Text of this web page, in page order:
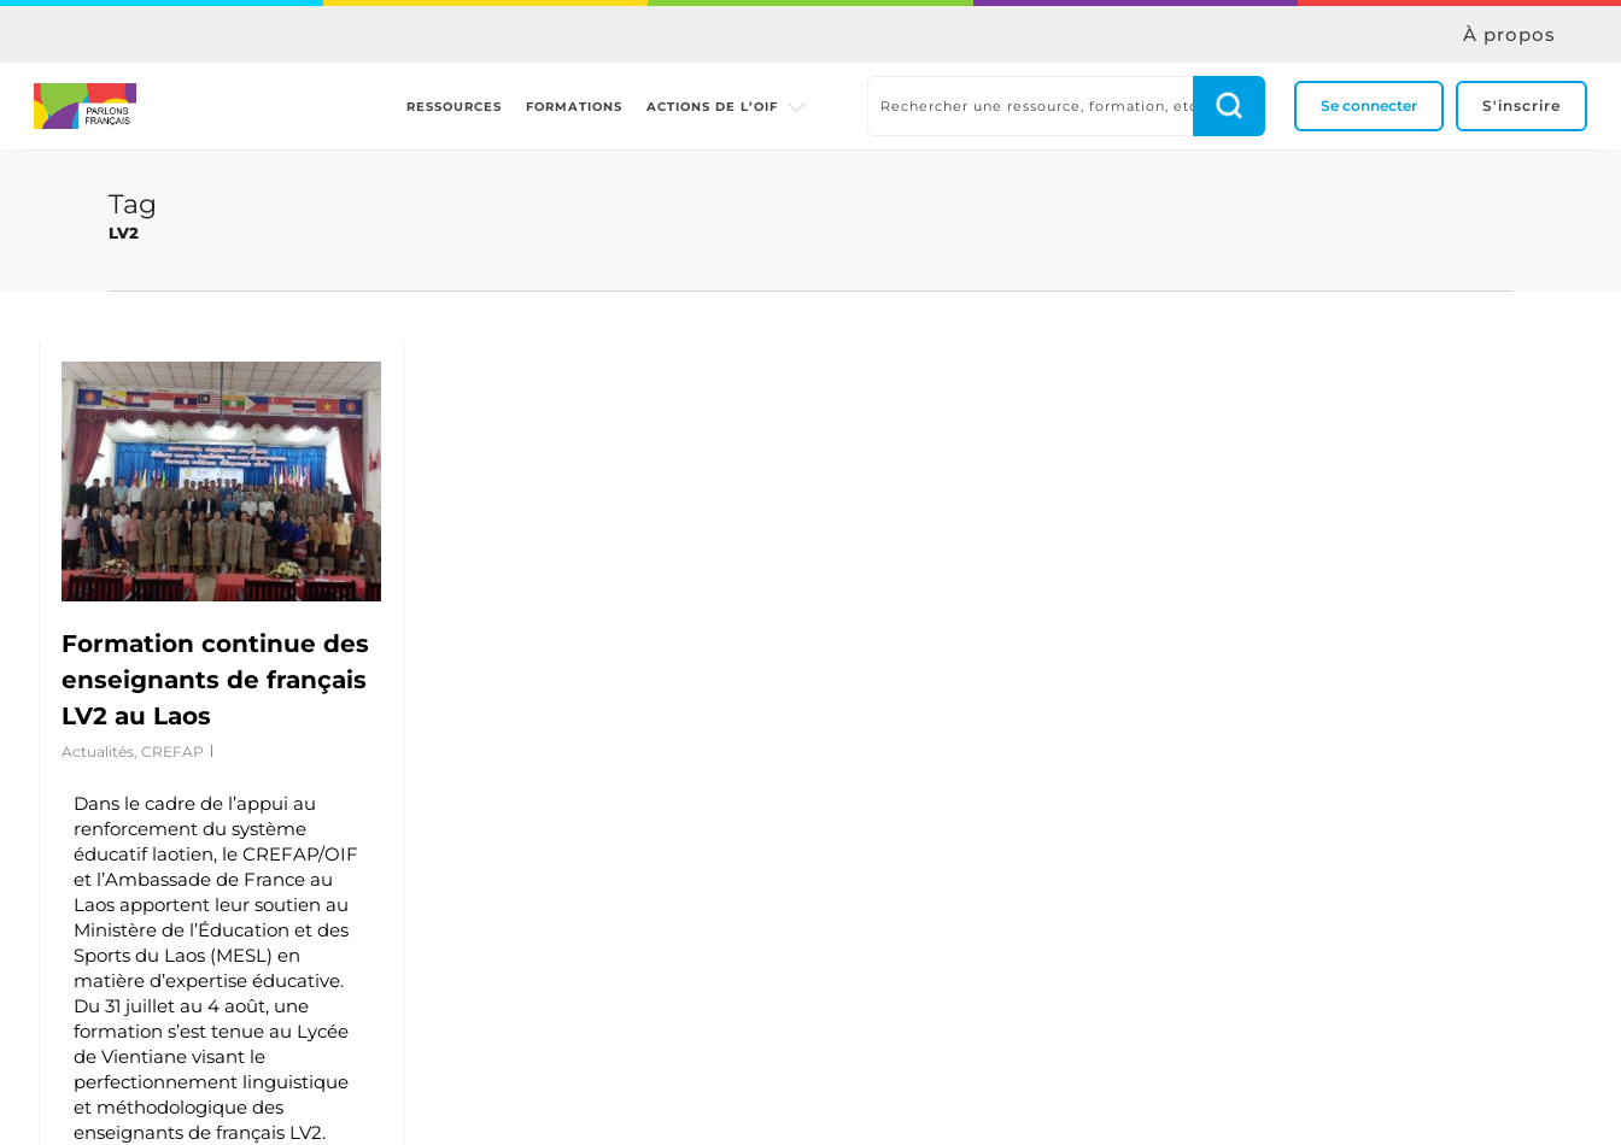
Skip
content
À propos
RESSOURCES FORMATIONS ACTIONS DE L’OIF Se connecter S'inscrire
Tag
LV2
Formation continue des
enseignants de français
LV2 au Laos
Actualités, CREFAP
Dans le cadre de l’appui au
renforcement du système
éducatif laotien, le CREFAP/OIF
et l’Ambassade de France au
Laos apportent leur soutien au
Ministère de l’Éducation et des
Sports du Laos (MESL) en
matière d’expertise éducative.
Du 31 juillet au 4 août, une
formation s’est tenue au Lycée
de Vientiane visant le
perfectionnement linguistique
et méthodologique des
enseignants de français LV2.